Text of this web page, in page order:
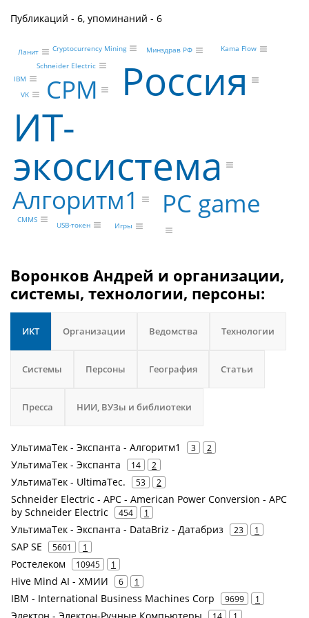
Публикаций - 6, упоминаний - 6
ИТ-
экосистема
Россия
Алгоритм1
CPM
PC game
Schneider Electric
IBM
Kama Flow
Минздрав РФ
CMMS
USB-токен
Cryptocurrency Mining
Игры
Ланит
VK
Воронков Андрей и организации,
системы, технологии, персоны:
ИКТ Организации Ведомства Технологии
Системы Персоны География Статьи
Пресса НИИ, ВУЗы и библиотеки
УльтимаТек - Экспанта - Алгоритм1 3 2
УльтимаТек - Экспанта 14 2
УльтимаТек - UltimaTec. 53 2
Schneider Electric - APC - American Power Conversion - APC
by Schneider Electric
454 1
УльтимаТек - Экспанта - DataBriz - Датабриз 23 1
SAP SE 5601 1
Ростелеком 10945 1
Hive Mind AI - ХМИИ 6 1
IBM - International Business Machines Corp 9699 1